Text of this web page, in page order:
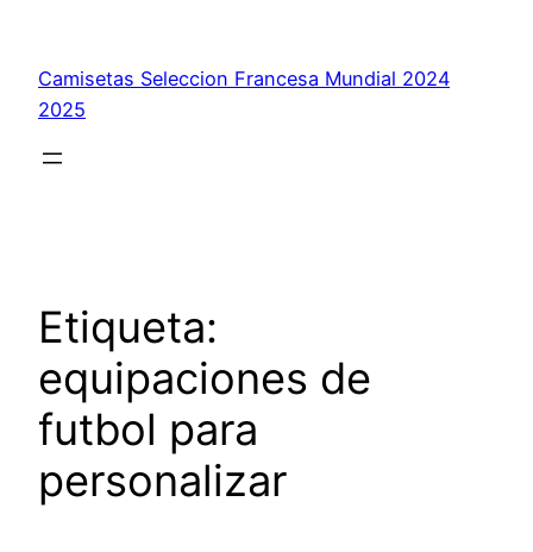
contenido
Camisetas Seleccion Francesa Mundial 2024
2025
Etiqueta:
equipaciones de
futbol para
personalizar